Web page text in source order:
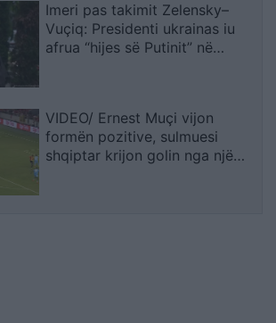
Imeri pas takimit Zelensky–
Vuçiq: Presidenti ukrainas iu
afrua “hijes së Putinit” në
VIDEO/ Ernest Muçi vijon
formën pozitive, sulmuesi
shqiptar krijon golin nga një